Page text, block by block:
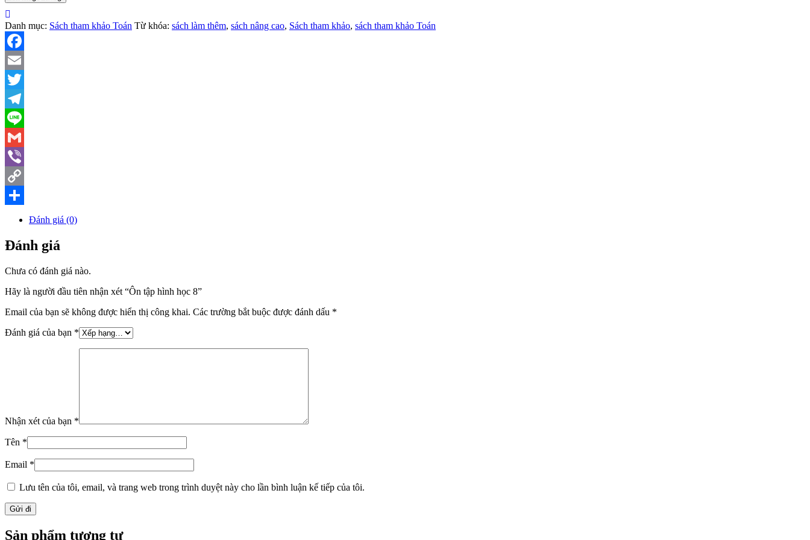
hình
học
8
số
lượng
Danh mục: Sách tham khảo Toán Từ khóa: sách làm thêm, sách nâng cao, Sách tham khảo, sách tham khảo Toán
Facebook
Email
Twitter
Telegram
Line
Gmail
Viber
Copy
Đánh giá (0)
Đánh giá
Chưa có đánh giá nào.
Hãy là người đầu tiên nhận xét “Ôn tập hình học 8”
Email của bạn sẽ không được hiển thị công khai. Các trường bắt buộc được đánh dấu *
Đánh giá của bạn *
Nhận xét của bạn *
Tên *
Email *
Lưu tên của tôi, email, và trang web trong trình duyệt này cho lần bình luận kế tiếp của tôi.
Sản phẩm tương tự